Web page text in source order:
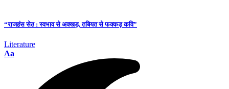
“राजहंस सेठ : स्वभाव से अक्खड़, तबियत से फक्कड़ कवि”
Literature
Aa